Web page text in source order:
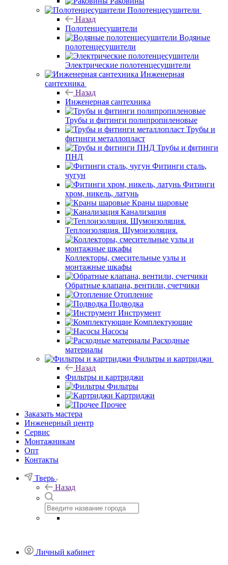
Полотенцесушители
Назад
Полотенцесушители
Водяные
полотенцесушители
Электрические полотенцесушители
Инженерная
сантехника
Назад
Инженерная сантехника
Трубы и фитинги полипропиленовые
Трубы и
фитинги металлопласт
Трубы и фитинги
ПНД
Фитинги сталь,
чугун
Фитинги
хром, никель, латунь
Краны шаровые
Канализация
Теплоизоляция. Шумоизоляция.
Коллекторы, смесительные узлы и
монтажные шкафы
Обратные клапана, вентили, счетчики
Отопление
Подводка
Инструмент
Комплектующие
Насосы
Расходные
материалы
Фильтры и картриджи
Назад
Фильтры и картриджи
Фильтры
Картриджи
Прочее
Заказать мастера
Инженерный центр
Сервис
Монтажникам
Опт
Контакты
Тверь
Назад
Личный кабинет